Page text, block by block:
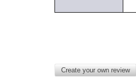
Create your own review